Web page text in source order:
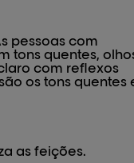
pessoas com
tons quentes,
com reflexos
os tons quentes
as feições.